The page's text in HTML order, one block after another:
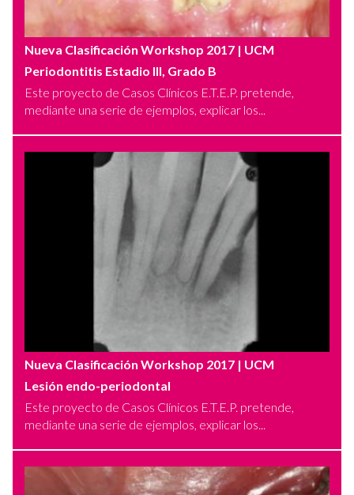
Nueva Clasificación Workshop 2017 | UCM
Periodontitis Estadio III, Grado B
Este proyecto de Casos Clínicos E.T.E.P. pretende,
mediante una serie de ejemplos, explicar los...
Nueva Clasificación Workshop 2017 | UCM
Lesión endo-periodontal
Este proyecto de Casos Clínicos E.T.E.P. pretende,
mediante una serie de ejemplos, explicar los...